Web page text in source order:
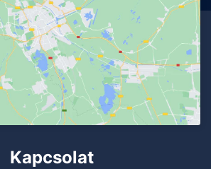
Kapcsolat